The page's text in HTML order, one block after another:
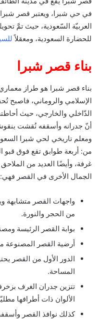
في حي شبرا، ويعتبر قصر شبرا
العربيّة السّعودية، حيث تمَّ
للحضارة السعودية، ومعقلاً
بناء قصر شبرا
بناء قصر شبرا هو طراز
الإسلامي والروماني، فاصبح
الدّاخلي والخارجي، حيث
أنّ جدرانه وأسقفه نُقشت
ومعلم تاريخي لحي شبرا
غرفة، وأيضًا العديد من
الجمال الأخرى في القصر فهي:
واجهات القصر متشابهة
من الحجر والنورة.
بوابة القصر الرئيسة
أرضية القصر المصنوعة
الدور الأول من القصر
المساحة.
تتزين جدران الغرف
الألوان ذات أطرافها
كذلك نوافذ القصر